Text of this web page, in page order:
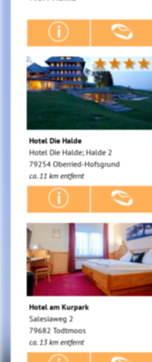
★★★★
Hotel Die Halde
Hotel Die Halde; Halde 2
79254 Oberried-Hofsgrund
ca. 11 km entfernt
Hotel am Kurpark
Salesiaweg 2
79682 Todtmoos
ca. 13 km entfernt